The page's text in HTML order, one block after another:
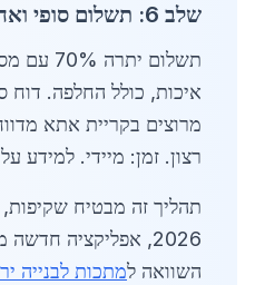
שלב 6: תשלום סופי ואחריות
תשלום
איכות, כולל החלפה. דוח
רצון. זמן: מיידי. למידע על
תהליך זה מבטיח
2026, אפליקציה
השוואה למתכות לבנייה